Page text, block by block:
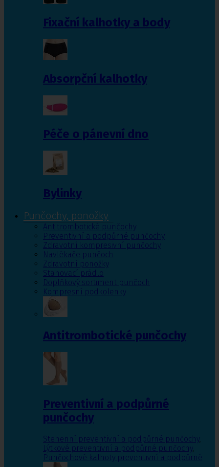
Fixační kalhotky a body
Absorpční kalhotky
Péče o pánevní dno
Bylinky
Punčochy, ponožky
Antitrombotické punčochy
Preventivní a podpůrné punčochy
Zdravotní kompresivní punčochy
Navlékače punčoch
Zdravotní ponožky
Stahovací prádlo
Doplňkový sortiment punčoch
Kompresní podkolenky
Antitrombotické punčochy
Preventivní a podpůrné
punčochy
Stehenní preventivní a podpůrné punčochy,
Lýtkové preventivní a podpůrné punčochy,
Punčochové kalhoty preventivní a podpůrné